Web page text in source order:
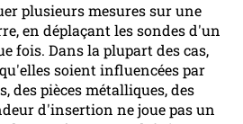
plusieurs mesures sur une
en déplaçant les sondes d'un
fois. Dans la plupart des cas,
soient influencées par
des pièces métalliques, des
d'insertion ne joue pas un